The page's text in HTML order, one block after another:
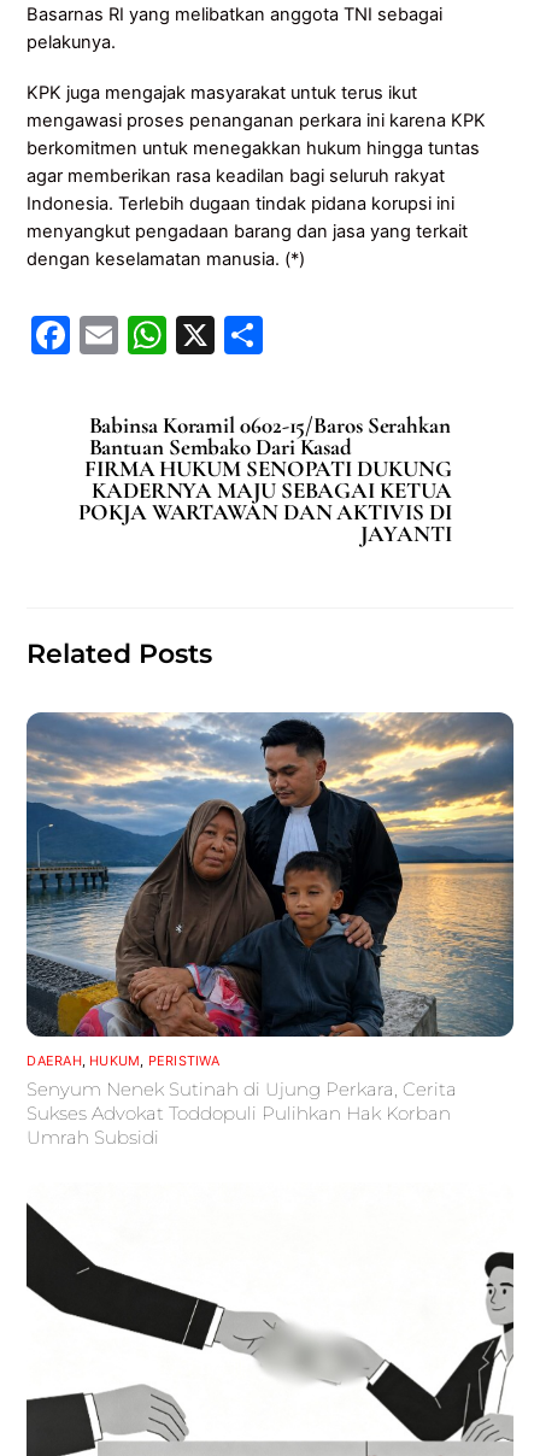
Basarnas RI yang melibatkan anggota TNI sebagai
pelakunya.
KPK juga mengajak masyarakat untuk terus ikut
mengawasi proses penanganan perkara ini karena KPK
berkomitmen untuk menegakkan hukum hingga tuntas
agar memberikan rasa keadilan bagi seluruh rakyat
Indonesia. Terlebih dugaan tindak pidana korupsi ini
menyangkut pengadaan barang dan jasa yang terkait
dengan keselamatan manusia. (*)
F
c
e
b
o
E
ai
l
W
at
s
A
p
X
ar
e
Babinsa Koramil 0602-15/Baros Serahkan
Bantuan Sembako Dari Kasad
FIRMA HUKUM SENOPATI DUKUNG
KADERNYA MAJU SEBAGAI KETUA
POKJA WARTAWAN DAN AKTIVIS DI
JAYANTI
Related Posts
DAERAH, HUKUM PERISTIWA
Senyum Nenek Sutinah di Ujung Perkara, Cerita
Sukses Advokat Toddopuli Pulihkan Hak Korban
Umrah Subsidi